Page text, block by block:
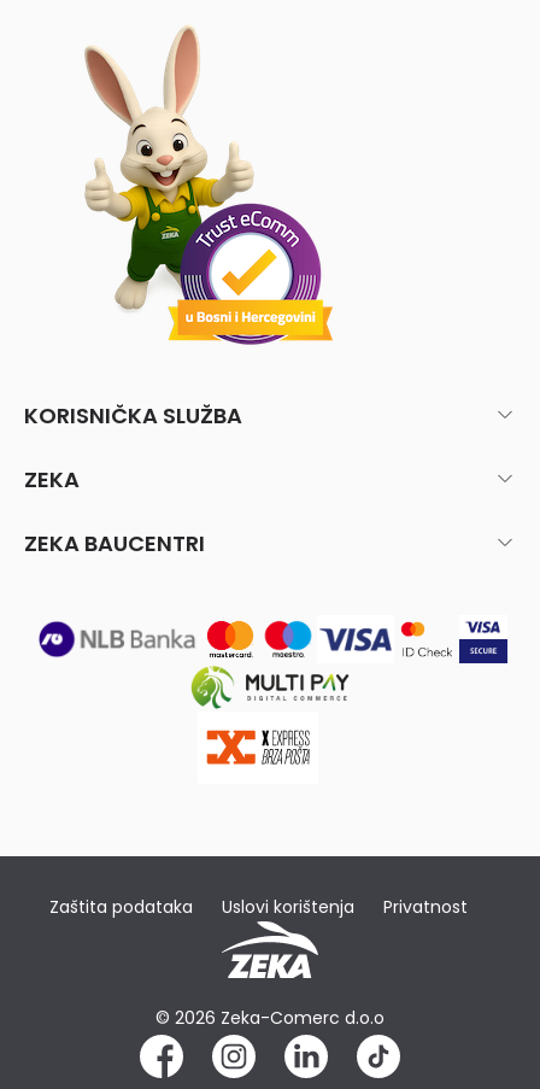
KORISNIČKA SLUŽBA
ZEKA
ZEKA BAUCENTRI
Zaštita podataka Uslovi korištenja Privatnost
© 2026 Zeka-Comerc d.o.o